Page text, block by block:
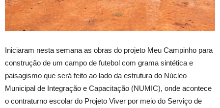
Iniciaram nesta semana as obras do projeto Meu Campinho para
construção de um campo de futebol com grama sintética e
paisagismo que será feito ao lado da estrutura do Núcleo
Municipal de Integração e Capacitação (NUMIC), onde acontece
o contraturno escolar do Projeto Viver por meio do Serviço de